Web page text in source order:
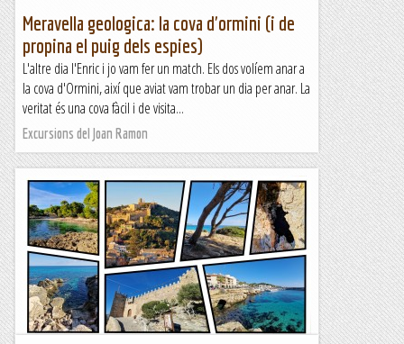
Meravella geologica: la cova d'ormini (i de
propina el puig dels espies)
L'altre dia l'Enric i jo vam fer un match. Els dos volíem anar a
la cova d'Ormini, així que aviat vam trobar un dia per anar. La
veritat és una cova fàcil i de visita...
Excursions del Joan Ramon